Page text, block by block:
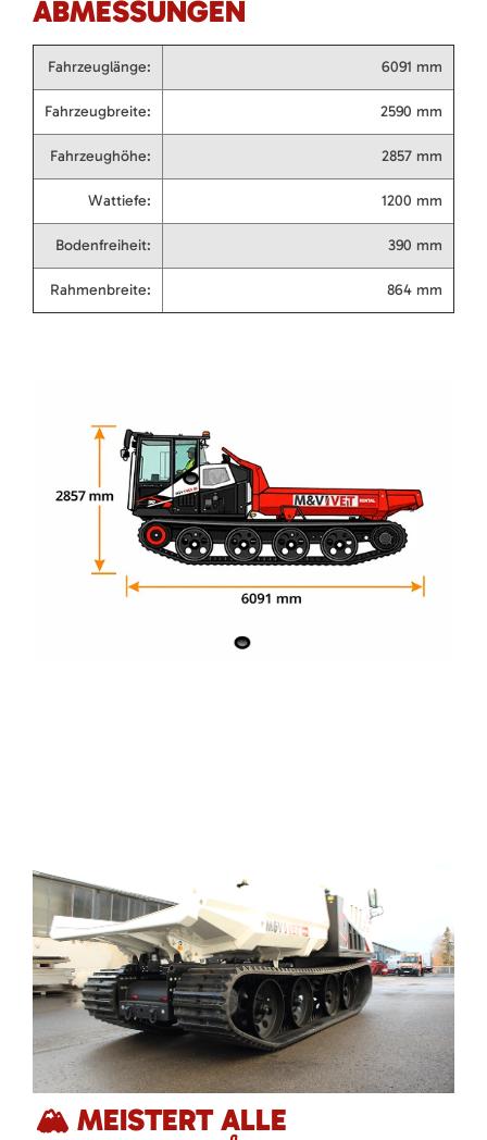
ABMESSUNGEN
Fahrzeuglänge: 6091 mm
Fahrzeugbreite: 2590 mm
Fahrzeughöhe: 2857 mm
Wattiefe: 1200 mm
Bodenfreiheit: 390 mm
Rahmenbreite: 864 mm
🏔️ MEISTERT ALLE